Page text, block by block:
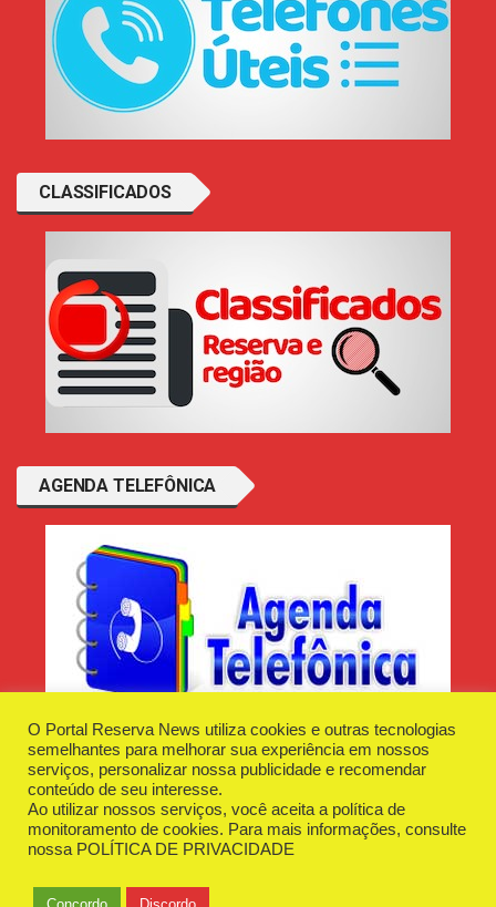
CLASSIFICADOS
AGENDA TELEFÔNICA
Desenvolvido e Hospedado porPlugin Informática
Reserva News Tecnologia - CNPJ - 42.509.198/0001-83
O Portal Reserva News utiliza cookies e outras tecnologias
semelhantes para melhorar sua experiência em nossos
serviços, personalizar nossa publicidade e recomendar
conteúdo de seu interesse.
Ao utilizar nossos serviços, você aceita a política de
monitoramento de cookies. Para mais informações, consulte
nossa POLÍTICA DE PRIVACIDADE